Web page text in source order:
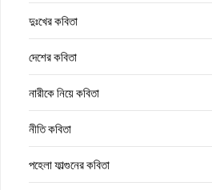
দুঃখের কবিতা
দেশের কবিতা
নারীকে নিয়ে কবিতা
নীতি কবিতা
পহেলা ফাল্গুনের কবিতা